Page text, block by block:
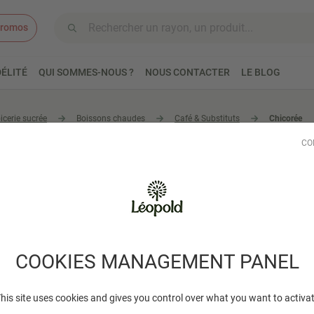
COOKIES MANAGEMENT PANEL
site uses cookies and gives you control over what you want to
QUI SOMMES-NOUS ? NOUS CONTACTER LE BLOG
sucrée Boissons chaudes Café & Substituts Chicorée
TOP VENTE